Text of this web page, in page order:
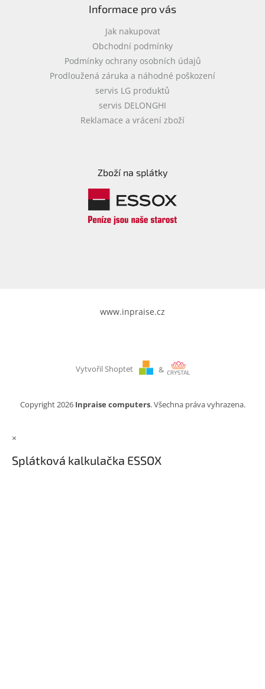
Informace pro vás
Jak nakupovat
Obchodní podmínky
Podmínky ochrany osobních údajů
Prodloužená záruka a náhodné poškození
servis LG produktů
servis DELONGHI
Reklamace a vrácení zboží
Zboží na splátky
www.inpraise.cz
Vytvořil Shoptet &
Copyright 2026 Inpraise computers. Všechna práva vyhrazena.
×
Splátková kalkulačka ESSOX